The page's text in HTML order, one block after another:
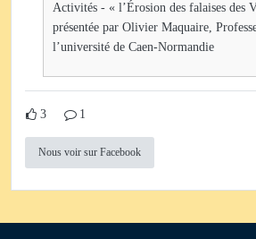
Activités - « l’Érosion des falaises des
présentée par Olivier Maquaire,
l’université de Caen-Normandie
3 1
Nous voir sur Facebook